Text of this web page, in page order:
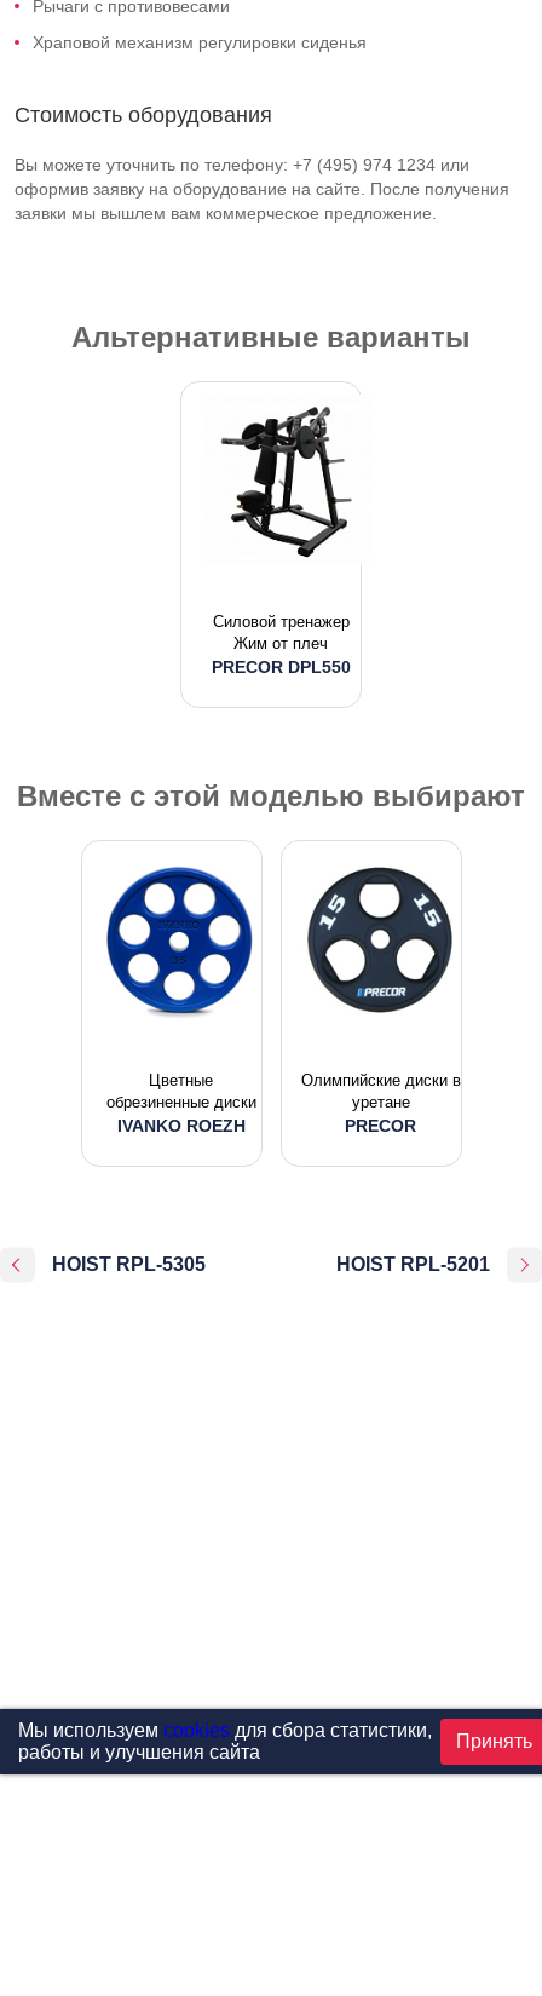
Рычаги с противовесами
Храповой механизм регулировки сиденья
Стоимость оборудования
Вы можете уточнить по телефону: +7 (495) 974 1234 или
оформив заявку на оборудование на сайте. После получения
заявки мы вышлем вам коммерческое предложение.
Альтернативные варианты
Силовой тренажер
Жим от плеч
PRECOR DPL550
Вместе с этой моделью выбирают
Цветные
обрезиненные диски
IVANKO ROEZH
Олимпийские диски в
уретане
PRECOR
HOIST RPL-5305 HOIST RPL-5201
Мы используем cookiesдля сбора статистики,
работы и улучшения сайта
Принять